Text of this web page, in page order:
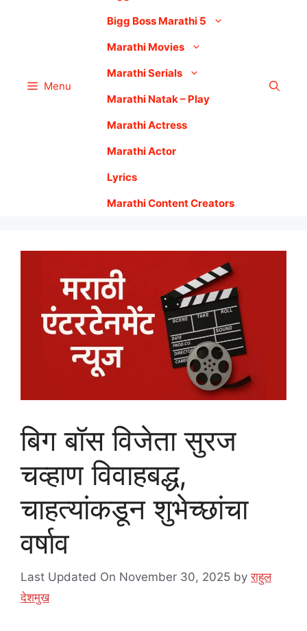
Menu
Bigg Boss Marathi 5
Marathi Movies
Marathi Serials
Marathi Natak – Play
Marathi Actress
Marathi Actor
Lyrics
Marathi Content Creators
बिग बॉस विजेता सुरज
चव्हाण विवाहबद्ध,
चाहत्यांकडून शुभेच्छांचा
वर्षाव
Last Updated On November 30, 2025 byराहुल
देशमुख